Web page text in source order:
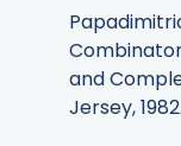
and
Jersey, 1982.